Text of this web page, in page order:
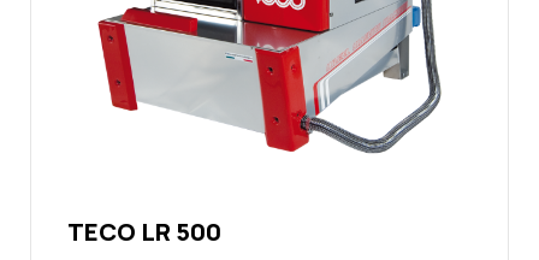
TECO LR 500